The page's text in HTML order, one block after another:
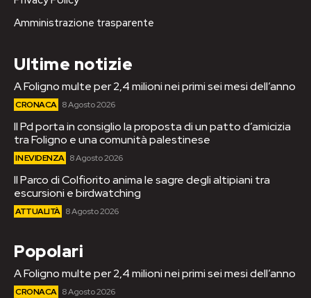
Amministrazione trasparente
Ultime notizie
A Foligno multe per 2,4 milioni nei primi sei mesi dell’anno
CRONACA 8 Agosto 2026
Il Pd porta in consiglio la proposta di un patto d’amicizia
tra Foligno e una comunità palestinese
IN EVIDENZA 8 Agosto 2026
Il Parco di Colfiorito anima le sagre degli altipiani tra
escursioni e birdwatching
ATTUALITÀ 8 Agosto 2026
Popolari
A Foligno multe per 2,4 milioni nei primi sei mesi dell’anno
CRONACA 8 Agosto 2026